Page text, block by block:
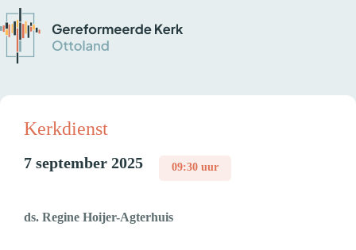
Kerkdienst
7 september 2025 09:30 uur
ds. Regine Hoijer-Agterhuis